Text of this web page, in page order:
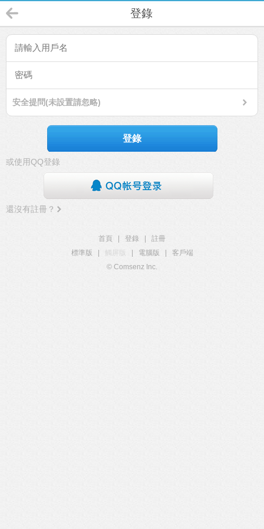
登錄
安全提問(未設置請忽略)
登錄
或使用QQ登錄
還沒有註冊？
首頁 登錄
註冊
標準版
觸屏版 電腦版
客戶端
© Comsenz Inc.